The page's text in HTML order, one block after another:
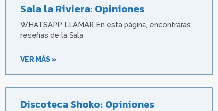
Sala la Riviera: Opiniones
WHATSAPP LLAMAR En esta página, encontrarás
reseñas de la Sala
VER MÁS »
Discoteca Shoko: Opiniones